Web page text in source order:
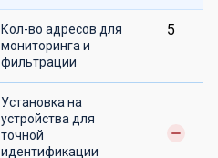
Кол-во адресов для
мониторинга и
фильтрации
5
Установка на
устройства для
точной
идентификации